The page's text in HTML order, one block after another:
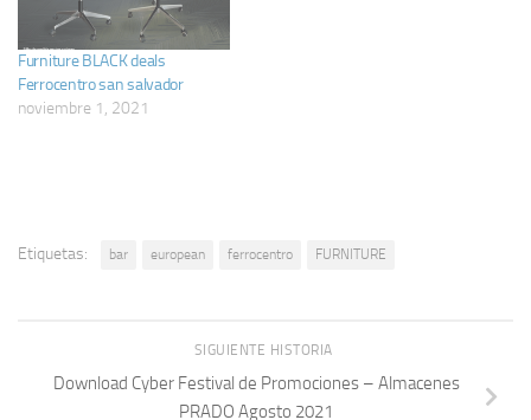
Furniture BLACK deals
Ferrocentro san salvador
noviembre 1, 2021
Etiquetas: bar european ferrocentro FURNITURE
SIGUIENTE HISTORIA
Download Cyber Festival de Promociones – Almacenes
PRADO Agosto 2021